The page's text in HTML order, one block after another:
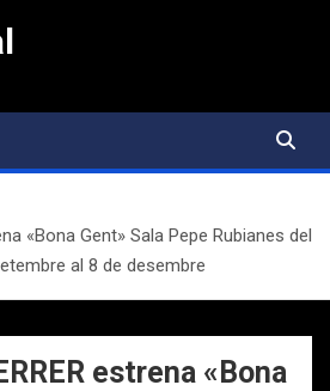
«Bona Gent» Sala Pepe Rubianes del
al 8 de desembre
estrena «Bona